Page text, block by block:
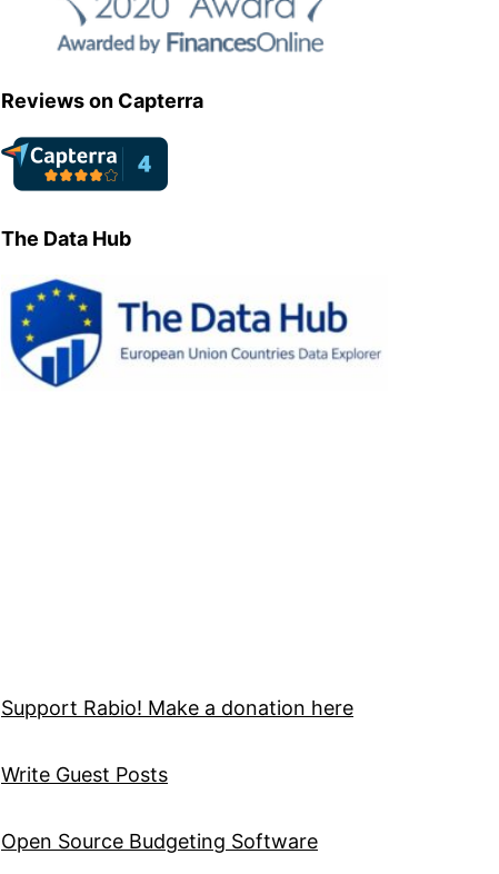
Reviews on Capterra
The Data Hub
Support Rabio! Make a donation here
Write Guest Posts
Open Source Budgeting Software